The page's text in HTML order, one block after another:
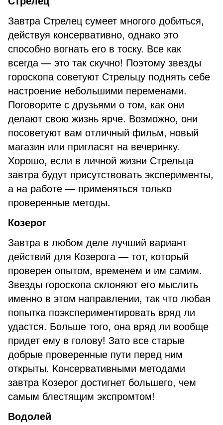
Завтра Стрелец сумеет многого добиться,
действуя консервативно, однако это
способно вогнать его в тоску. Все как
всегда — это так скучно! Поэтому звезды
гороскопа советуют Стрельцу поднять себе
настроение небольшими переменами.
Поговорите с друзьями о том, как они
делают свою жизнь ярче. Возможно, они
посоветуют вам отличный фильм, новый
магазин или пригласят на вечеринку.
Хорошо, если в личной жизни Стрельца
завтра будут присутствовать эксперименты,
а на работе — применяться только
проверенные методы.
Козерог
Завтра в любом деле лучший вариант
действий для Козерога — тот, который
проверен опытом, временем и им самим.
Звезды гороскопа склоняют его мыслить
именно в этом направлении, так что любая
попытка поэкспериментировать вряд ли
удастся. Больше того, она вряд ли вообще
придет ему в голову! Зато все старые
добрые проверенные пути перед ним
открыты. Консервативными методами
завтра Козерог достигнет большего, чем
самым блестящим экспромтом!
Водолей